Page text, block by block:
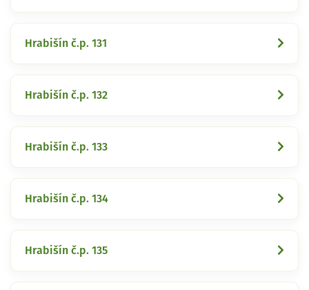
Hrabišín č.p. 131
Hrabišín č.p. 132
Hrabišín č.p. 133
Hrabišín č.p. 134
Hrabišín č.p. 135